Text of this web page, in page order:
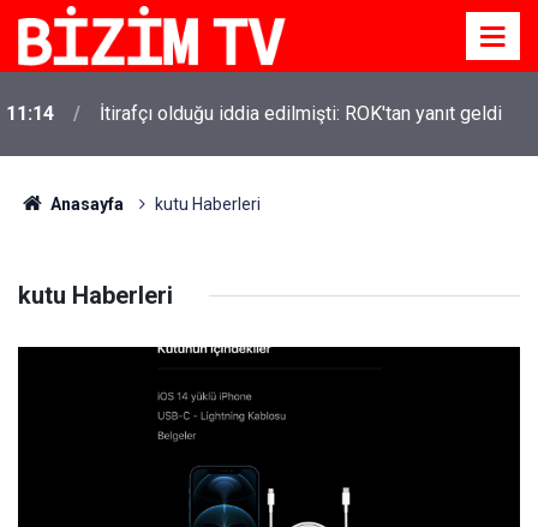
11:14 İtirafçı olduğu iddia edilmişti: ROK'tan yanıt geldi
Anasayfa kutu Haberleri
kutu Haberleri